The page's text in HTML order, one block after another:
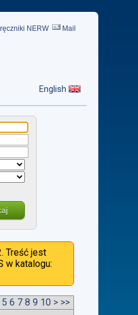
NERW Mail
English
Treść jest
w katalogu:
5 6 7 8 9 10 > >>